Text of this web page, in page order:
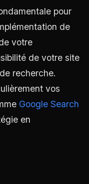
pour
de
votre
de votre site
recherche.
vos
Google Search
en